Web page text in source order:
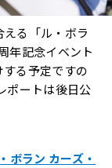
る「ル・ボラ
年記念イベント
る予定ですの
ポートは後日公
ボラン カーズ・